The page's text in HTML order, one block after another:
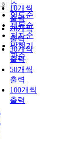
순
연도순
제목순
저자순
발행기
관순
10개씩
출력
20개씩
출력
30개씩
출력
50개씩
출력
100개씩
출력